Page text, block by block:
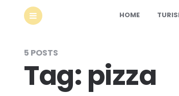
HOME
5 POSTS
Tag: pizza